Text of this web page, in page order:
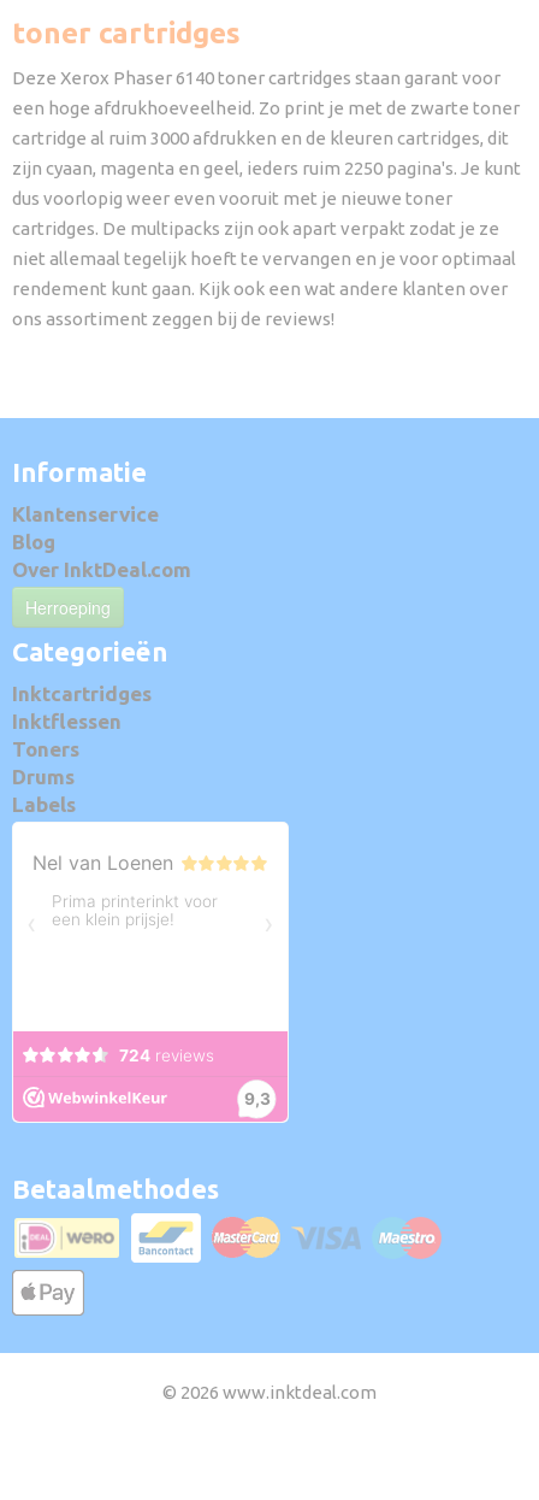
toner cartridges
Deze Xerox Phaser 6140 toner cartridges staan garant voor
een hoge afdrukhoeveelheid. Zo print je met de zwarte toner
cartridge al ruim 3000 afdrukken en de kleuren cartridges, dit
zijn cyaan, magenta en geel, ieders ruim 2250 pagina's. Je kunt
dus voorlopig weer even vooruit met je nieuwe toner
cartridges. De multipacks zijn ook apart verpakt zodat je ze
niet allemaal tegelijk hoeft te vervangen en je voor optimaal
rendement kunt gaan. Kijk ook een wat andere klanten over
ons assortiment zeggen bij de reviews!
Informatie
Klantenservice
Blog
Over InktDeal.com
Herroeping
Categorieën
Inktcartridges
Inktflessen
Toners
Drums
Labels
Betaalmethodes
© 2026 www.inktdeal.com